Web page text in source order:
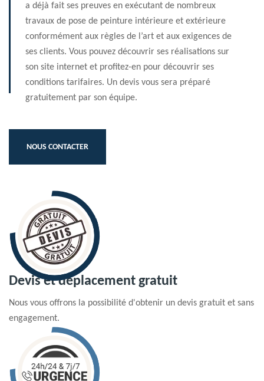
a déjà fait ses preuves en exécutant de nombreux
travaux de pose de peinture intérieure et extérieure
conformément aux règles de l’art et aux exigences de
ses clients. Vous pouvez découvrir ses réalisations sur
son site internet et profitez-en pour découvrir ses
conditions tarifaires. Un devis vous sera préparé
gratuitement par son équipe.
NOUS CONTACTER
Devis et déplacement gratuit
Nous vous offrons la possibilité d'obtenir un devis gratuit et sans
engagement.